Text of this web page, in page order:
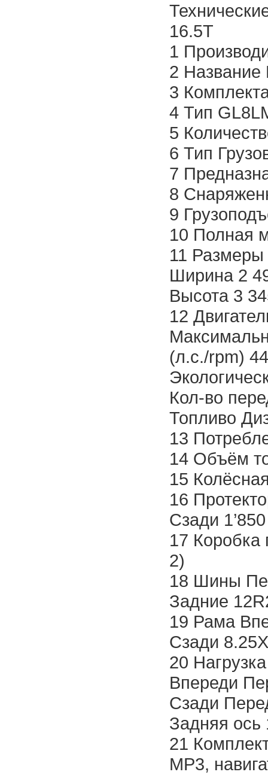
16.5T
1
2 Название
3
4 Тип
5
6 Тип
7
8
9
10 Полная
11
Ширина 2
Высота 3
12
(л.с./rpm)
Кол-во
Топливо
13
14 Объём
15
16
Сзади 1’850
17 Коробка
2)
18 Шины
Задние
19 Рама
Сзади
20
Впереди
Сзади
Задняя ось
21
MP3,